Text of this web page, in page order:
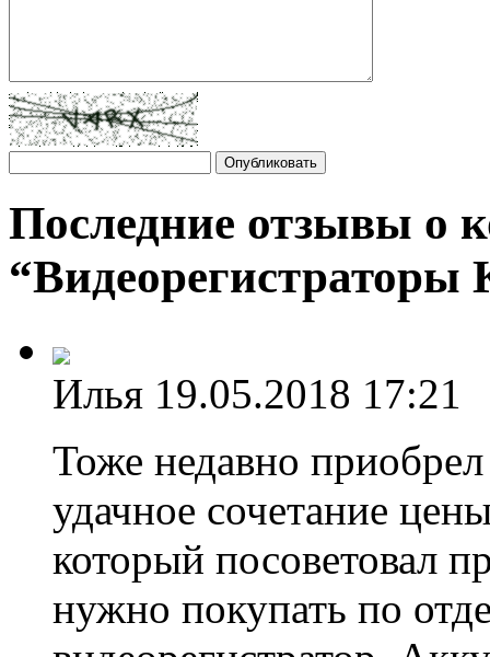
Последние отзывы о
Илья 19.05.2018 17:21
Тоже недавно
удачное сочетание
который посоветовал
нужно покупать по